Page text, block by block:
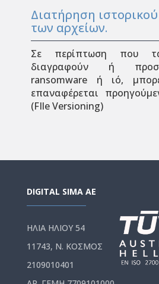
Διατήρηση
των αρχείων.
Σε περίπτωση που
διαγραφούν ή
ransomware ή ιό,
επαναφέρεται
(FIle Versioning)
DIGITAL SIMA AE
ΗΛΙΑ ΗΛΙΟΥ 54
11743, Ν. ΚΟΣΜΟΣ
2109010401